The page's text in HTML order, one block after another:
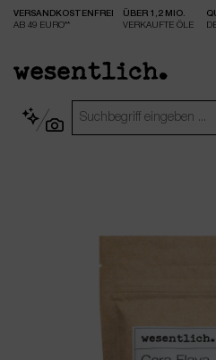
springen
VERSANDKOSTENFREI
AB 49 EURO**
ÜBER 1,2 MIO.
VERKAUFTE ÖLE